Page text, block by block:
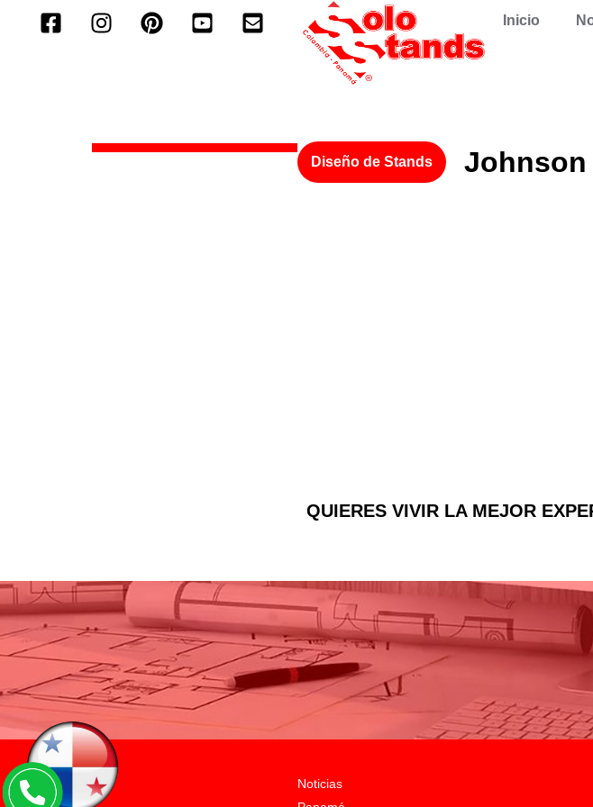
Inicio
Diseño de Stands Johnson
QUIERES VIVIR LA MEJOR
Noticias